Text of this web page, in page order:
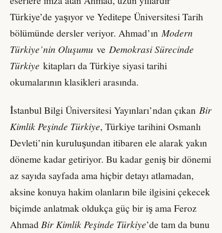
Türkiye’de yaşıyor ve Yeditepe Üniversitesi Tarih
bölümünde dersler veriyor. Ahmad’ınModern
Türkiye’nin Oluşumu ve Demokrasi Sürecinde
Türkiye kitapları da Türkiye siyasi tarihi
okumalarının klasikleri arasında.
İstanbul Bilgi Üniversitesi Yayınları’ndan çıkan Bir
Kimlik Peşinde Türkiye, Türkiye tarihini Osmanlı
Devleti’nin kuruluşundan itibaren ele alarak yakın
döneme kadar getiriyor. Bu kadar geniş bir dönemi
az sayıda sayfada ama hiçbir detayı atlamadan,
aksine konuya hakim olanların bile ilgisini çekecek
biçimde anlatmak oldukça güç bir iş ama Feroz
Ahmad Bir Kimlik Peşinde Türkiye’de tam da bunu